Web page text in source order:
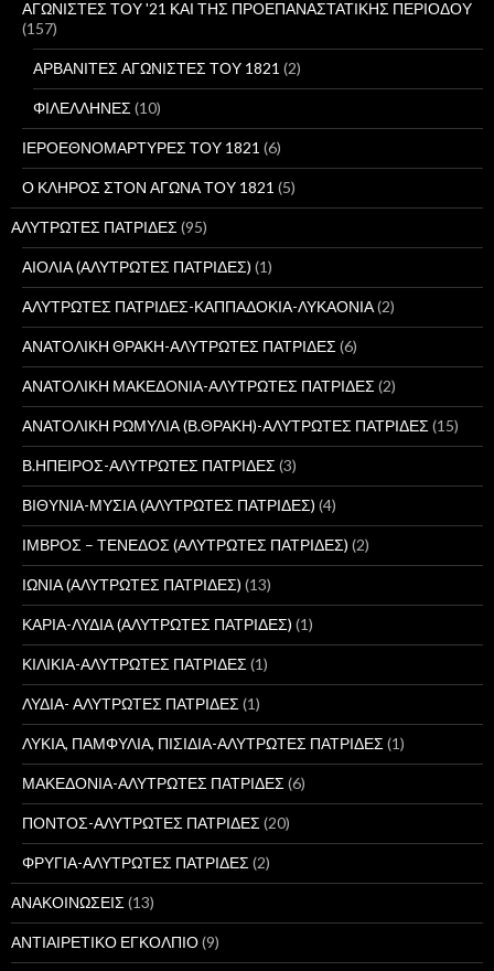
ΑΓΩΝΙΣΤΕΣ ΤΟΥ '21 ΚΑΙ ΤΗΣ ΠΡΟΕΠΑΝΑΣΤΑΤΙΚΗΣ ΠΕΡΙΟΔΟΥ
(157)
ΑΡΒΑΝΙΤΕΣ ΑΓΩΝΙΣΤΕΣ ΤΟΥ 1821 (2)
ΦΙΛΕΛΛΗΝΕΣ (10)
ΙΕΡΟΕΘΝΟΜΑΡΤΥΡΕΣ ΤΟΥ 1821 (6)
Ο ΚΛΗΡΟΣ ΣΤΟΝ ΑΓΩΝΑ ΤΟΥ 1821 (5)
ΑΛΥΤΡΩΤΕΣ ΠΑΤΡΙΔΕΣ (95)
ΑΙΟΛΙΑ (ΑΛΥΤΡΩΤΕΣ ΠΑΤΡΙΔΕΣ) (1)
ΑΛΥΤΡΩΤΕΣ ΠΑΤΡΙΔΕΣ-ΚΑΠΠΑΔΟΚΙΑ-ΛΥΚΑΟΝΙΑ(2)
ΑΝΑΤΟΛΙΚΗ ΘΡΑΚΗ-ΑΛΥΤΡΩΤΕΣ ΠΑΤΡΙΔΕΣ (6)
ΑΝΑΤΟΛΙΚΗ ΜΑΚΕΔΟΝΙΑ-ΑΛΥΤΡΩΤΕΣ ΠΑΤΡΙΔΕΣ (2)
ΑΝΑΤΟΛΙΚΗ ΡΩΜΥΛΙΑ (Β.ΘΡΑΚΗ)-ΑΛΥΤΡΩΤΕΣ ΠΑΤΡΙΔΕΣ (15)
Β.ΗΠΕΙΡΟΣ-ΑΛΥΤΡΩΤΕΣ ΠΑΤΡΙΔΕΣ (3)
ΒΙΘΥΝΙΑ-ΜΥΣΙΑ (ΑΛΥΤΡΩΤΕΣ ΠΑΤΡΙΔΕΣ) (4)
ΙΜΒΡΟΣ – ΤΕΝΕΔΟΣ (ΑΛΥΤΡΩΤΕΣ ΠΑΤΡΙΔΕΣ) (2)
ΙΩΝΙΑ (ΑΛΥΤΡΩΤΕΣ ΠΑΤΡΙΔΕΣ) (13)
ΚΑΡΙΑ-ΛΥΔΙΑ (ΑΛΥΤΡΩΤΕΣ ΠΑΤΡΙΔΕΣ) (1)
ΚΙΛΙΚΙΑ-ΑΛΥΤΡΩΤΕΣ ΠΑΤΡΙΔΕΣ (1)
ΛΥΔΙΑ- ΑΛΥΤΡΩΤΕΣ ΠΑΤΡΙΔΕΣ (1)
ΛΥΚΙΑ, ΠΑΜΦΥΛΙΑ, ΠΙΣΙΔΙΑ-ΑΛΥΤΡΩΤΕΣ ΠΑΤΡΙΔΕΣ (1)
ΜΑΚΕΔΟΝΙΑ-ΑΛΥΤΡΩΤΕΣ ΠΑΤΡΙΔΕΣ (6)
ΠΟΝΤΟΣ-ΑΛΥΤΡΩΤΕΣ ΠΑΤΡΙΔΕΣ (20)
ΦΡΥΓΙΑ-ΑΛΥΤΡΩΤΕΣ ΠΑΤΡΙΔΕΣ (2)
ΑΝΑΚΟΙΝΩΣΕΙΣ (13)
ΑΝΤΙΑΙΡΕΤΙΚΟ ΕΓΚΟΛΠΙΟ(9)